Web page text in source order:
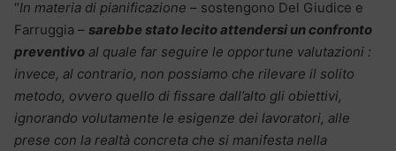
“In materia di pianificazione – sostengono Del Giudice e
Farruggia – sarebbe stato lecito attendersi un confronto
preventivo al quale far seguire le opportune valutazioni :
invece, al contrario, non possiamo che rilevare il solito
metodo, ovvero quello di fissare dall’alto gli obiettivi,
ignorando volutamente le esigenze dei lavoratori, alle
prese con la realtà concreta che si manifesta nella